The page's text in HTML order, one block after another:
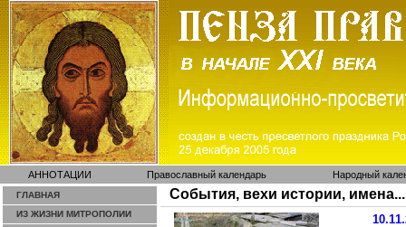
АННОТАЦИИ Православный календарь Народный
ГЛАВНАЯ
ИЗ ЖИЗНИ МИТРОПОЛИИ
События, вехи истории, имена...